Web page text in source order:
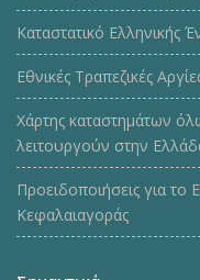
Καταστατικό Ελληνικής
Εθνικές Τραπεζικές
Χάρτης καταστημάτων
λειτουργούν στην
Προειδοποιήσεις για
Κεφαλαιαγοράς